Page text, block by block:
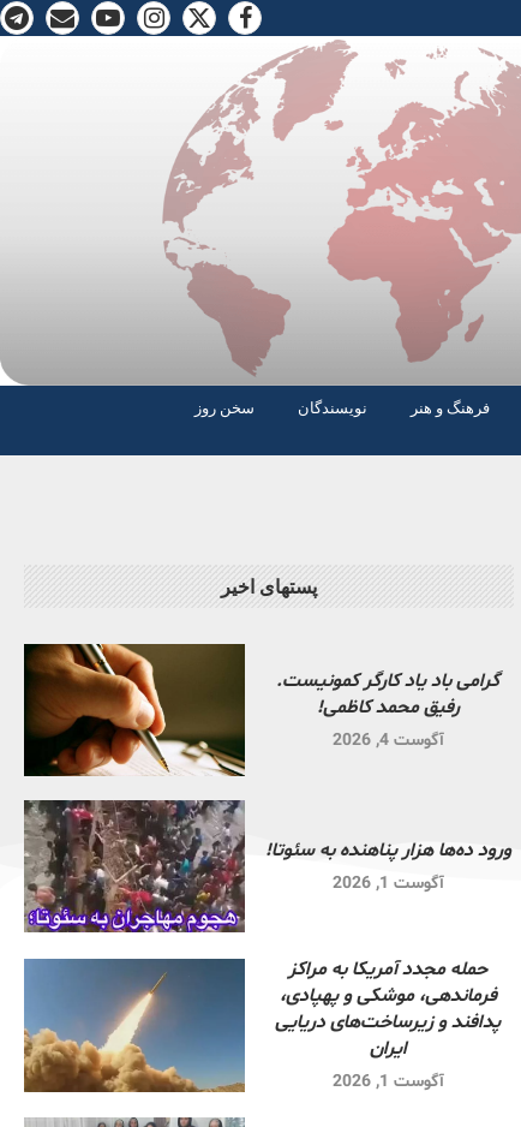
فرهنگ و هنر نویسندگان
سخن روز
پستهای اخیر
گرامی باد یاد کارگر کمونیست.
رفیق محمد کاظمی!
آگوست 4, 2026
ورود ده‌ها هزار پناهنده به سئوتا!
آگوست 1, 2026
حمله مجدد آمریکا به مراکز
فرماندهی، موشکی و پهپادی،
پدافند و زیرساخت‌های دریایی
ایران
آگوست 1, 2026